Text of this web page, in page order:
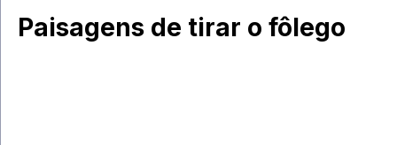
Paisagens de tirar o fôlego